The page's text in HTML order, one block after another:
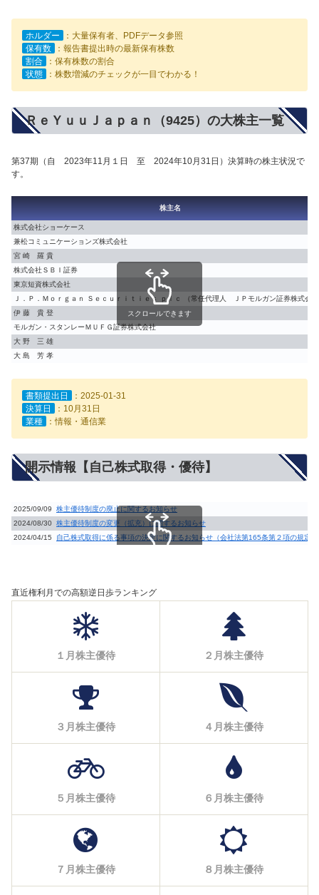
ホルダー
：大量保有者、PDFデータ参照
保有数
：報告書提出時の最新保有株数
割合
：保有株数の割合
状態
：株数増減のチェックが一目でわかる！
ＲｅＹｕｕＪａｐａｎ（9425）の大株主一覧
第37期（自 2023年11月１日 至 2024年10月31日）決算時の株主状況で
す。
株主名
株式会社ショーケース
兼松コミュニケーションズ株式会社
宮 崎 羅 貴
株式会社ＳＢＩ証券
東京短資株式会社
Ｊ．Ｐ．Ｍｏｒｇａｎ Ｓｅｃｕｒｉｔｉｅｓ ｐｌｃ （常任代理人 ＪＰモルガン証券株式会
伊 藤 貴 登
モルガン・スタンレーＭＵＦＧ証券株式会社
大 野 三 雄
大 島 芳 孝
スクロールできます
書類提出日
：2025-01-31
決算日
：10月31日
業種
：情報・通信業
開示情報【自己株式取得・優待】
2025/09/09
株主優待制度の廃止に関するお知らせ
2024/08/30 株主優待制度の変更（拡充）に関するお知らせ
2024/04/15
自己株式取得に係る事項の決定に関するお知らせ（会社法第165条第２項の規定
直近権利月での高額逆日歩ランキング
１月株主優待 ２月株主優待
３月株主優待 ４月株主優待
５月株主優待 ６月株主優待
７月株主優待 ８月株主優待